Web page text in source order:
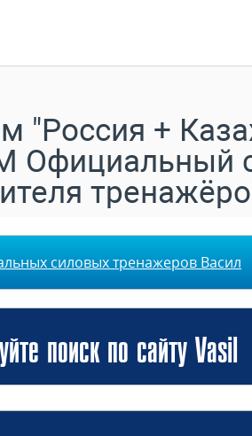
"Россия +
Официальный
силовых тренажеров Васил
поиск по сайту Vasil